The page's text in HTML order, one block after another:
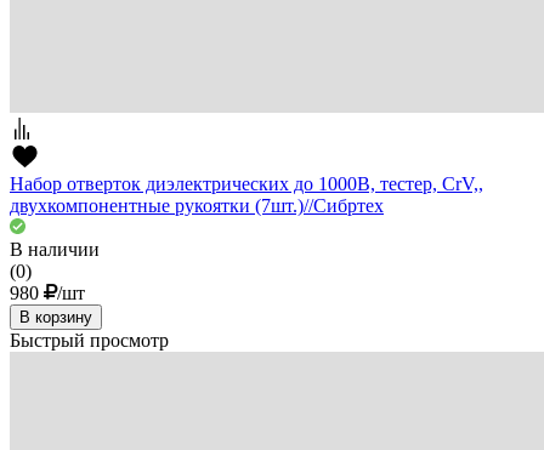
Набор отверток диэлектрических до 1000В, тестер, CrV,,
двухкомпонентные рукоятки (7шт.)//Сибртех
В наличии
(0)
980
/шт
В корзину
Быстрый просмотр